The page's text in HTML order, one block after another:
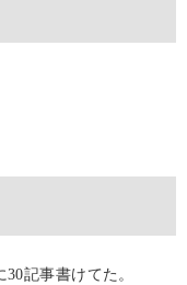
記事書けてた。